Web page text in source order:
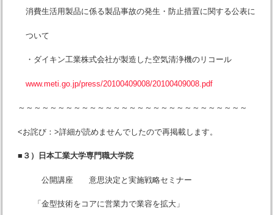
消費生活用製品に係る製品事故の発生・防止措置に関する公表に
ついて
・ダイキン工業株式会社が製造した空気清浄機のリコール
www.meti.go.jp/press/20100409008/20100409008.pdf
～～～～～～～～～～～～～～～～～～～～～～～～～～～～～
<お詫び：>詳細が読めませんでしたので再掲載します。
■３）日本工業大学専門職大学院
公開講座 意思決定と実施戦略セミナー
「金型技術をコアに営業力で業容を拡大」